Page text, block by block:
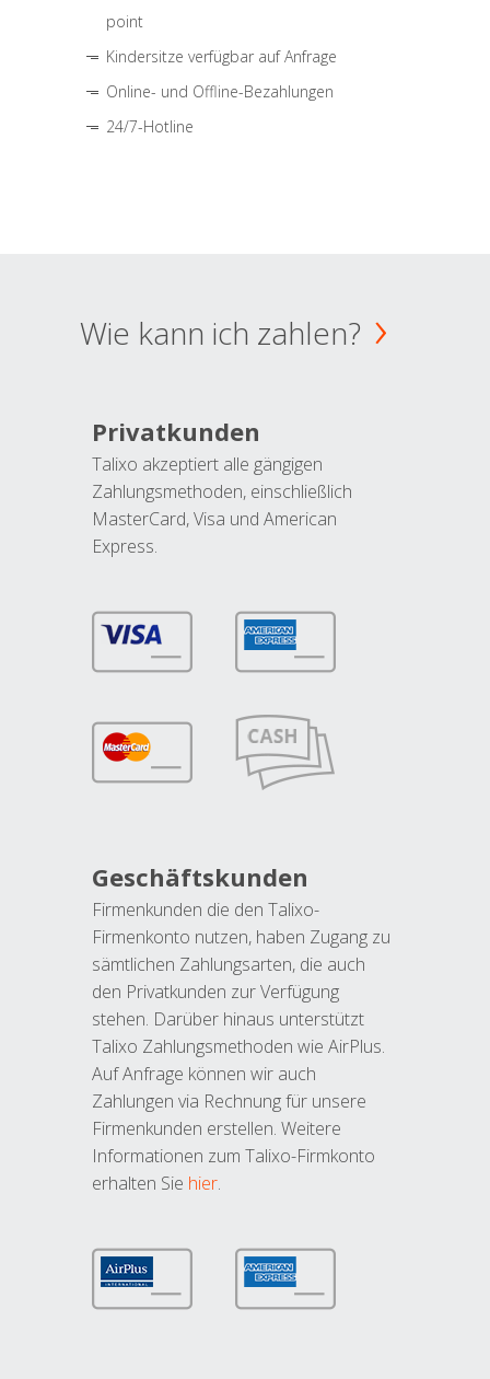
point
Kindersitze verfügbar auf Anfrage
Online- und Offline-Bezahlungen
24/7-Hotline
Wie kann ich zahlen?
Privatkunden
Talixo akzeptiert alle gängigen
Zahlungsmethoden, einschließlich
MasterCard, Visa und American
Express.
Geschäftskunden
Firmenkunden die den Talixo-
Firmenkonto nutzen, haben Zugang zu
sämtlichen Zahlungsarten, die auch
den Privatkunden zur Verfügung
stehen. Darüber hinaus unterstützt
Talixo Zahlungsmethoden wie AirPlus.
Auf Anfrage können wir auch
Zahlungen via Rechnung für unsere
Firmenkunden erstellen. Weitere
Informationen zum Talixo-Firmkonto
erhalten Sie hier.